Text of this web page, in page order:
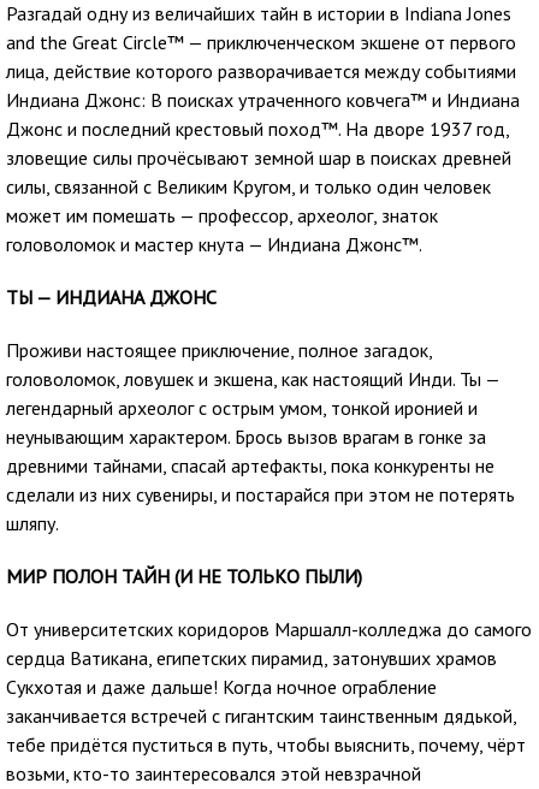
Разгадай одну из величайших тайн в истории в Indiana Jones
and the Great Circle™ — приключенческом экшене от первого
лица, действие которого разворачивается между событиями
Индиана Джонс: В поисках утраченного ковчега™ и Индиана
Джонс и последний крестовый поход™. На дворе 1937 год,
зловещие силы прочёсывают земной шар в поисках древней
силы, связанной с Великим Кругом, и только один человек
может им помешать — профессор, археолог, знаток
головоломок и мастер кнута — Индиана Джонс™.
ТЫ — ИНДИАНА ДЖОНС
Проживи настоящее приключение, полное загадок,
головоломок, ловушек и экшена, как настоящий Инди. Ты —
легендарный археолог с острым умом, тонкой иронией и
неунывающим характером. Брось вызов врагам в гонке за
древними тайнами, спасай артефакты, пока конкуренты не
сделали из них сувениры, и постарайся при этом не потерять
шляпу.
МИР ПОЛОН ТАЙН (И НЕ ТОЛЬКО ПЫЛИ)
От университетских коридоров Маршалл-колледжа до самого
сердца Ватикана, египетских пирамид, затонувших храмов
Сукхотая и даже дальше! Когда ночное ограбление
заканчивается встречей с гигантским таинственным дядькой,
тебе придётся пуститься в путь, чтобы выяснить, почему, чёрт
возьми, кто-то заинтересовался этой невзрачной